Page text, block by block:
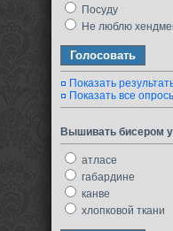
Посуду
Не люблю
Показать
Показать все
Вышивать бисером
атласе
габардине
канве
хлопковой ткани